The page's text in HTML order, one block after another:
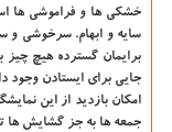
خشکی ها و فراموشی ها
سایه و ابهام. سرخوشی
برایمان گسترده هیچ چیز
جایی برای ایستادن وجود
جمعه ها به جز گشایش ها